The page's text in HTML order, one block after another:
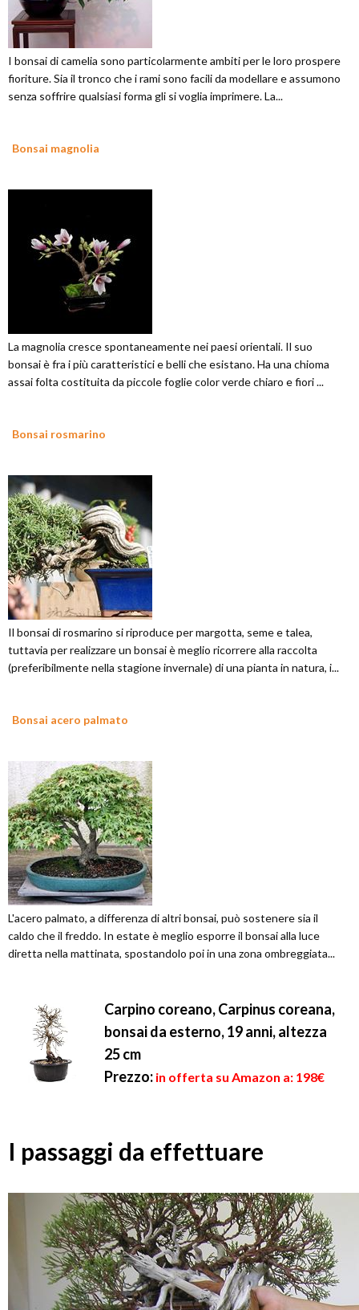
I bonsai di camelia sono particolarmente ambiti per le loro prospere
fioriture. Sia il tronco che i rami sono facili da modellare e assumono
senza soffrire qualsiasi forma gli si voglia imprimere. La...
Bonsai magnolia
La magnolia cresce spontaneamente nei paesi orientali. Il suo
bonsai è fra i più caratteristici e belli che esistano. Ha una chioma
assai folta costituita da piccole foglie color verde chiaro e fiori ...
Bonsai rosmarino
Il bonsai di rosmarino si riproduce per margotta, seme e talea,
tuttavia per realizzare un bonsai è meglio ricorrere alla raccolta
(preferibilmente nella stagione invernale) di una pianta in natura, i...
Bonsai acero palmato
L'acero palmato, a differenza di altri bonsai, può sostenere sia il
caldo che il freddo. In estate è meglio esporre il bonsai alla luce
diretta nella mattinata, spostandolo poi in una zona ombreggiata...
Carpino coreano, Carpinus coreana,
bonsai da esterno, 19 anni, altezza
25 cm
Prezzo: in offerta su Amazon a: 198€
I passaggi da effettuare